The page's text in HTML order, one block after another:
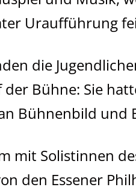
Uraufführung
die
der Bühne: Sie
Bühnenbild und
mit Solistinnen
den Essener